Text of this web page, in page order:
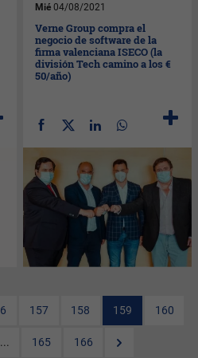
Mié 04/08/2021
Verne Group compra el
negocio de software de la
firma valenciana ISECO (la
división Tech camino a los €
50/año)
157 158 159 160
... 165 166